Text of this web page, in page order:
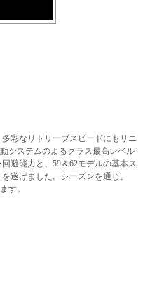
彩なリトリーブスピードにもリニ
システムのよるクラス最高レベル
避能力と、59＆62モデルの基本ス
遂げました。シーズンを通じ、
す。